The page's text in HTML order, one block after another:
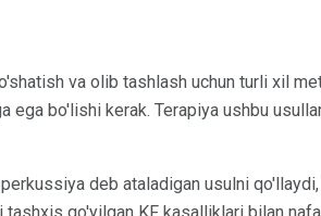
va olib tashlash uchun turli xil
bo'lishi kerak. Terapiya ushbu
deb ataladigan usulni